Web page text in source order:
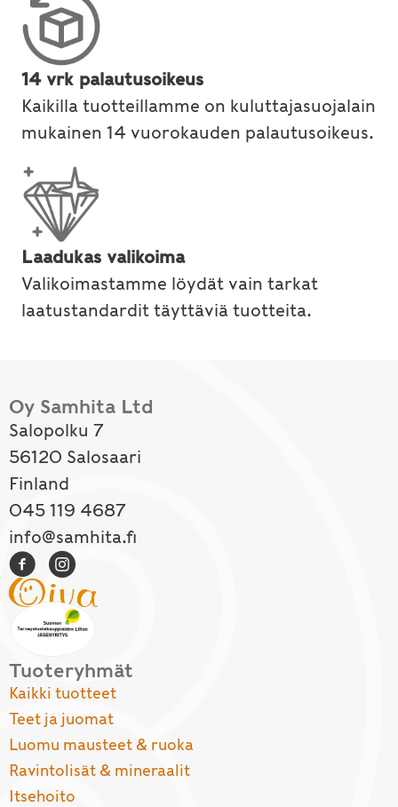
14 vrk palautusoikeus
Kaikilla tuotteillamme on kuluttajasuojalain
mukainen 14 vuorokauden palautusoikeus.
Laadukas valikoima
Valikoimastamme löydät vain tarkat
laatustandardit täyttäviä tuotteita.
Oy Samhita Ltd
Salopolku 7
56120 Salosaari
Finland
045 119 4687
info@samhita.fi
Tuoteryhmät
Kaikki tuotteet
Teet ja juomat
Luomu mausteet & ruoka
Ravintolisät & mineraalit
Itsehoito